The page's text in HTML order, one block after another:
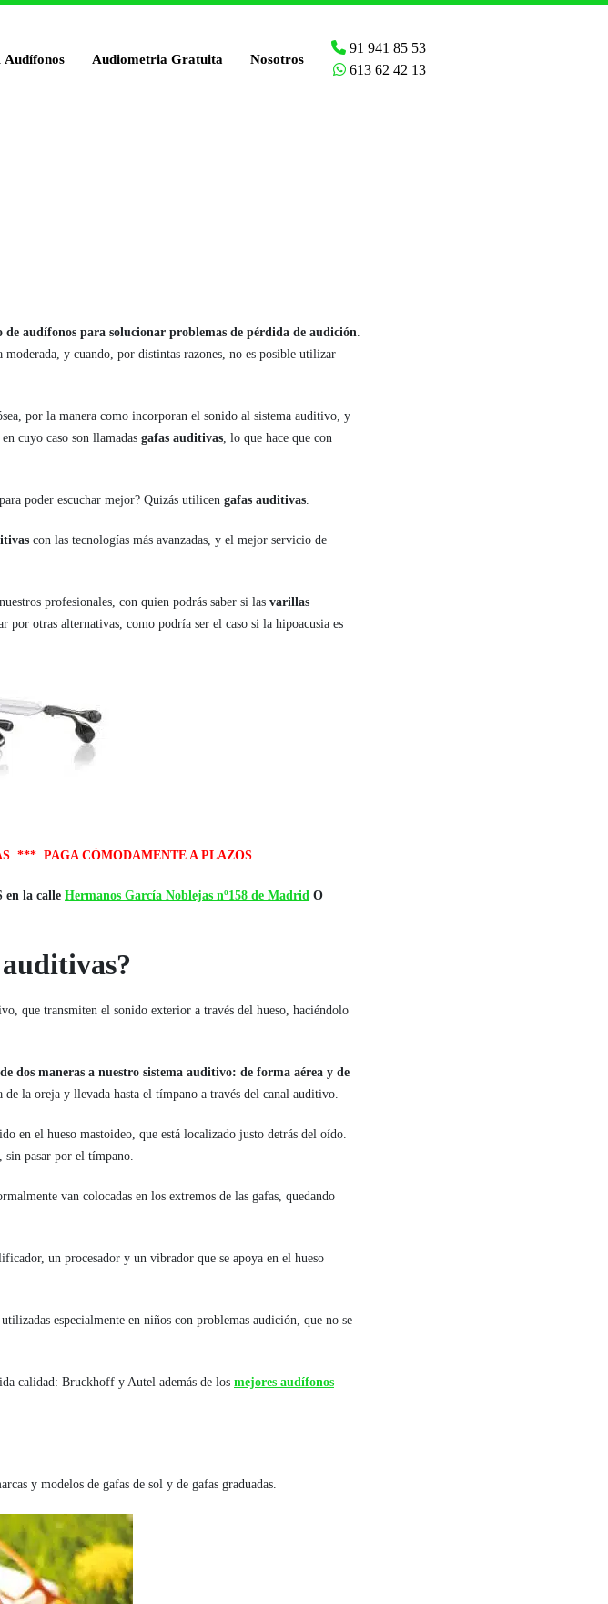
Audífonos Audiometria Gratuita Nosotros
91 941 85 53
613 62 42 13
de audífonos para solucionar problemas de pérdida de audición.
y cuando, por distintas razones, no es posible utilizar
por la manera como incorporan el sonido al sistema auditivo, y
cuyo caso son llamadas gafas auditivas, lo que hace que con
poder escuchar mejor? Quizás utilicen gafas auditivas.
con las tecnologías más avanzadas, y el mejor servicio de
profesionales, con quien podrás saber si las varillas
por otras alternativas, como podría ser el caso si la hipoacusia es
*** PAGA CÓMODAMENTE A PLAZOS
en la calle Hermanos García Noblejas nº158 de Madrid O
que transmiten el sonido exterior a través del hueso, haciéndolo
dos maneras a nuestro sistema auditivo: de forma aérea y de
de la oreja y llevada hasta el tímpano a través del canal auditivo.
en el hueso mastoideo, que está localizado justo detrás del oído.
pasar por el tímpano.
van colocadas en los extremos de las gafas, quedando
un procesador y un vibrador que se apoya en el hueso
especialmente en niños con problemas audición, que no se
calidad: Bruckhoff y Autel además de los mejores audífonos
y modelos de gafas de sol y de gafas graduadas.